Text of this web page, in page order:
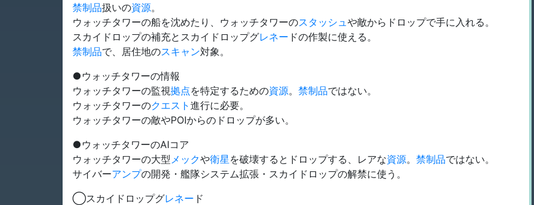
禁制品扱いの資源。
ウォッチタワーの船を沈めたり、ウォッチタワーのスタッシュ や敵からドロップで手に入れる。
スカイドロップの補充とスカイドロップグレネー ドの作製に使える。
禁制品で、居住地のスキャン対象。
●ウォッチタワーの情報
ウォッチタワーの監視拠点を特定するための資源。 禁制品ではない。
ウォッチタワーのクエスト 進行に必要。
ウォッチタワーの敵やPOIからのドロップが多い。
●ウォッチタワーのAIコア
ウォッチタワーの大型 メックや衛星 を破壊するとドロップする、レアな資源。 禁制品ではない。
サイバーアンプの開発・艦隊システム拡張・スカイドロップの解禁に使う。
◯スカイドロップグレネー ド